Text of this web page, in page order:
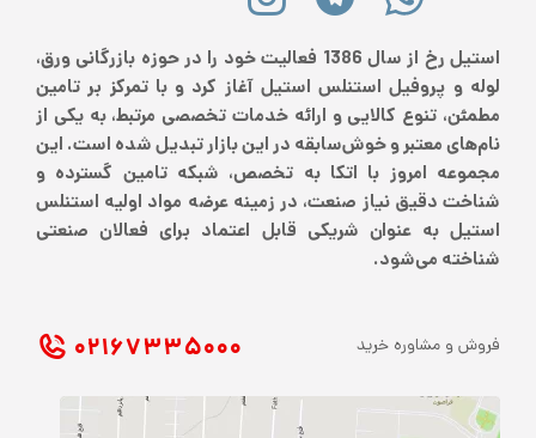
استیل رخ از سال 1386 فعالیت خود را در حوزه بازرگانی ورق،
لوله و پروفیل استنلس استیل آغاز کرد و با تمرکز بر تامین
مطمئن، تنوع کالایی و ارائه خدمات تخصصی مرتبط، به یکی از
نام‌های معتبر و خوش‌سابقه در این بازار تبدیل شده است. این
مجموعه امروز با اتکا به تخصص، شبکه تامین گسترده و
شناخت دقیق نیاز صنعت، در زمینه عرضه مواد اولیه استنلس
استیل به عنوان شریکی قابل اعتماد برای فعالان صنعتی
شناخته می‌شود.
فروش و مشاوره خرید ۰۲۱ ۶۷۳۳۵۰۰۰